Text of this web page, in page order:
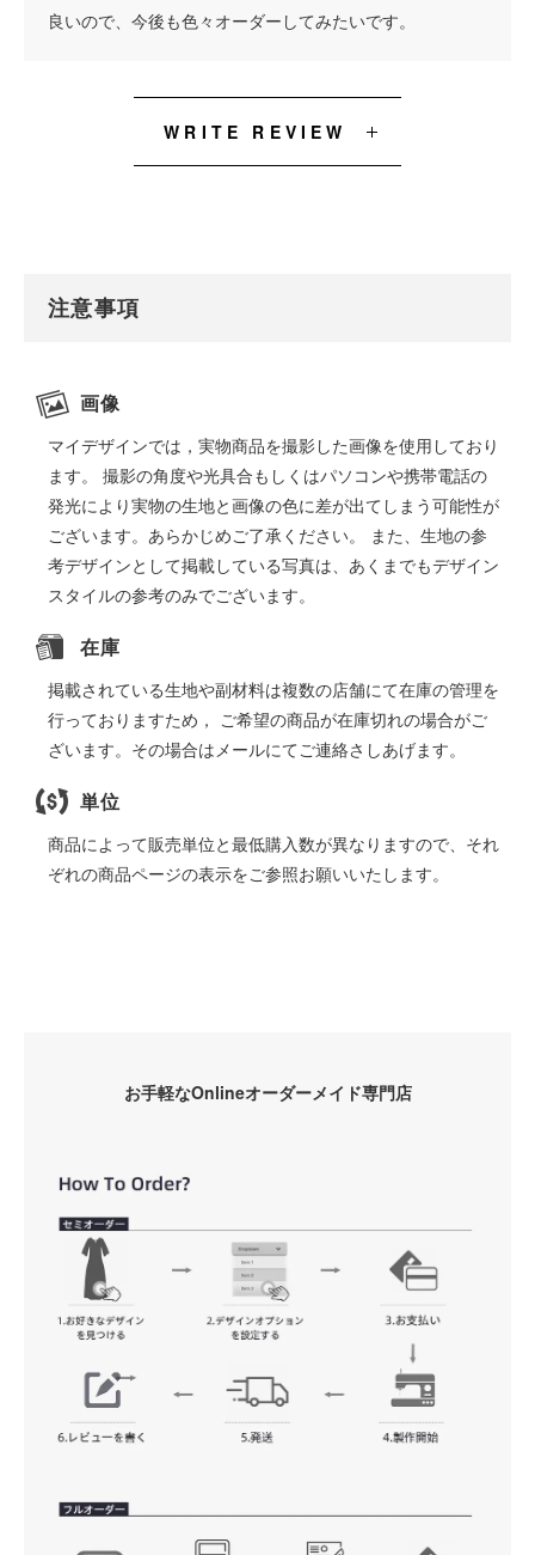
良いので、今後も色々オーダーしてみたいです。
WRITE REVIEW
注意事項
画像
マイデザインでは，実物商品を撮影した画像を使用しており
ます。 撮影の角度や光具合もしくはパソコンや携帯電話の
発光により実物の生地と画像の色に差が出てしまう可能性が
ございます。あらかじめご了承ください。 また、生地の参
考デザインとして掲載している写真は、あくまでもデザイン
スタイルの参考のみでございます。
在庫
掲載されている生地や副材料は複数の店舗にて在庫の管理を
行っておりますため， ご希望の商品が在庫切れの場合がご
ざいます。その場合はメールにてご連絡さしあげます。
単位
商品によって販売単位と最低購入数が異なりますので、それ
ぞれの商品ページの表示をご参照お願いいたします。
お手軽なOnlineオーダーメイド専門店